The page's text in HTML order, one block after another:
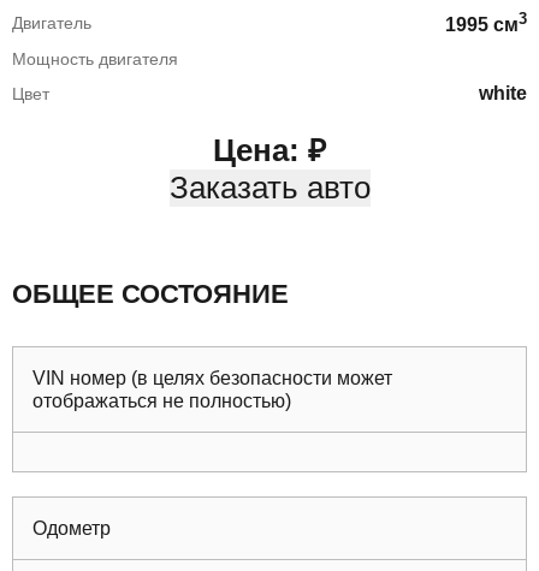
Двигатель
1995 cм3
Мощность двигателя
Цвет
white
Цена: ₽
Заказать авто
ОБЩЕЕ СОСТОЯНИЕ
VIN номер (в целях безопасности может
отображаться не полностью)
Одометр